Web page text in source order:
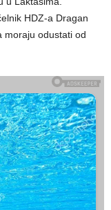
HDZ-a Dragan
moraju odustati od